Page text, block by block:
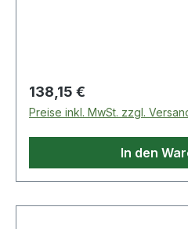
Regulärer Preis:
138,15 €
Preise inkl. MwSt. zzgl.
In den